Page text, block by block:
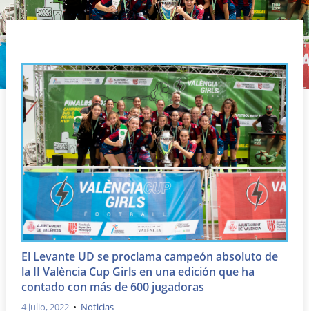
Valencia en deporte ▼
Reservas
CFF Marítim
El Levante UD se proclama campeón absoluto de
la II València Cup Girls en una edición que ha
contado con más de 600 jugadoras
4 julio, 2022 • Noticias